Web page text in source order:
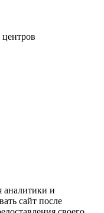
аналитики и
сайт после